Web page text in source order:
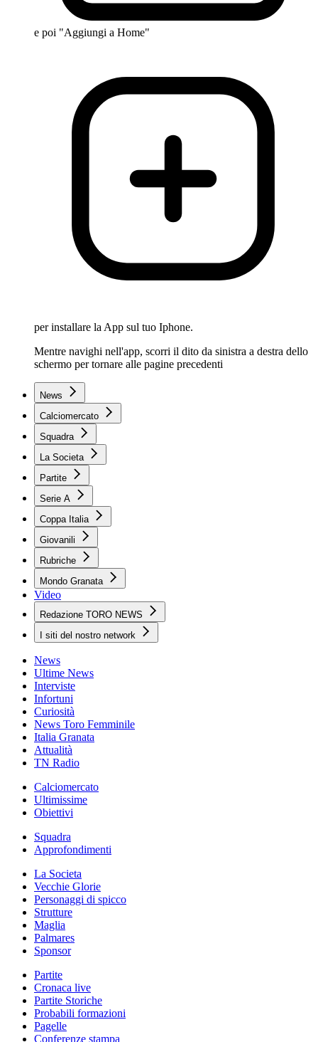
e poi "Aggiungi a Home"
per installare la App sul tuo Iphone.
Mentre navighi nell'app, scorri il dito da sinistra a destra dello
schermo per tornare alle pagine precedenti
News
Calciomercato
Squadra
La Societa
Partite
Serie A
Coppa Italia
Giovanili
Rubriche
Mondo Granata
Video
Redazione TORO NEWS
I siti del nostro network
News
Ultime News
Interviste
Infortuni
Curiosità
News Toro Femminile
Italia Granata
Attualità
TN Radio
Calciomercato
Ultimissime
Obiettivi
Squadra
Approfondimenti
La Societa
Vecchie Glorie
Personaggi di spicco
Strutture
Maglia
Palmares
Sponsor
Partite
Cronaca live
Partite Storiche
Probabili formazioni
Pagelle
Conferenze stampa